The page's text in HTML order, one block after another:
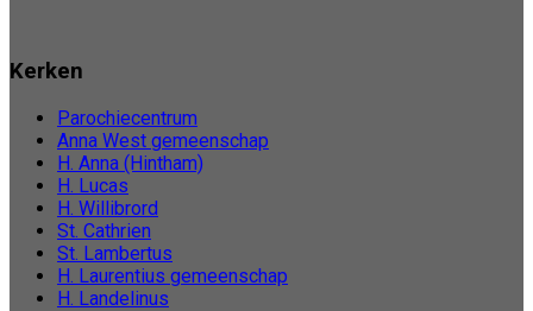
Kerken
Parochiecentrum
Anna West gemeenschap
H. Anna (Hintham)
H. Lucas
H. Willibrord
St. Cathrien
St. Lambertus
H. Laurentius gemeenschap
H. Landelinus